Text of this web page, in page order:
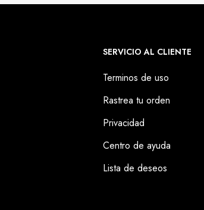
SERVICIO AL CLIENTE
Terminos de uso
Rastrea tu orden
Privacidad
Centro de ayuda
Lista de deseos